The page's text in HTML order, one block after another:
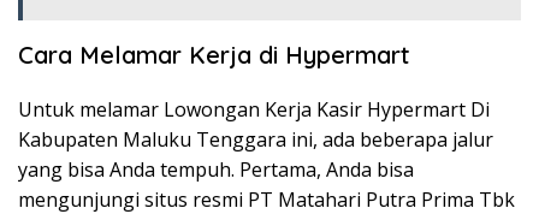
Cara Melamar Kerja di Hypermart
Untuk melamar Lowongan Kerja Kasir Hypermart Di
Kabupaten Maluku Tenggara ini, ada beberapa jalur
yang bisa Anda tempuh. Pertama, Anda bisa
mengunjungi situs resmi PT Matahari Putra Prima Tbk